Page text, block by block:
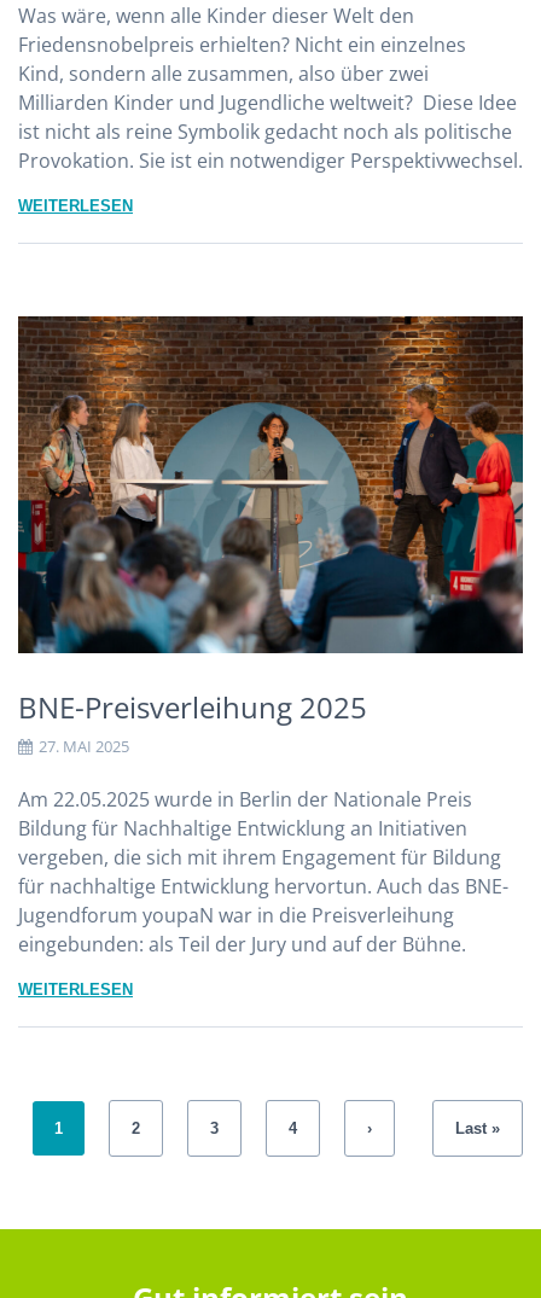
Was wäre, wenn alle Kinder dieser Welt den
Friedensnobelpreis erhielten? Nicht ein einzelnes
Kind, sondern alle zusammen, also über zwei
Milliarden Kinder und Jugendliche weltweit? Diese Idee
ist nicht als reine Symbolik gedacht noch als politische
Provokation. Sie ist ein notwendiger Perspektivwechsel.
WEITERLESEN
BNE-Preisverleihung 2025
27. MAI 2025
Am 22.05.2025 wurde in Berlin der Nationale Preis
Bildung für Nachhaltige Entwicklung an Initiativen
vergeben, die sich mit ihrem Engagement für Bildung
für nachhaltige Entwicklung hervortun. Auch das BNE-
Jugendforum youpaN war in die Preisverleihung
eingebunden: als Teil der Jury und auf der Bühne.
WEITERLESEN
1 2 3 4 › Last »